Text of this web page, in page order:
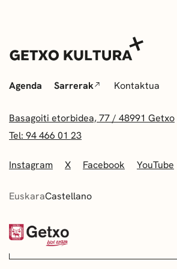
Agenda Sarrerak Kontaktua
Basagoiti etorbidea, 77 / 48991 Getxo
Tel: 94 466 01 23
Instagram X Facebook YouTube
EuskaraCastellano